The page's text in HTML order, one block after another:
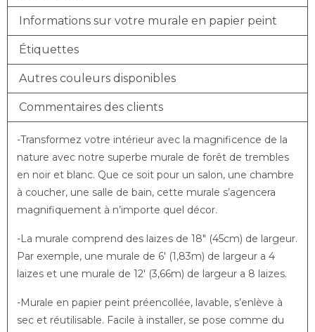
Informations sur votre murale en papier peint
Étiquettes
Autres couleurs disponibles
Commentaires des clients
-Transformez votre intérieur avec la magnificence de la
nature avec notre superbe murale de forêt de trembles
en noir et blanc. Que ce soit pour un salon, une chambre
à coucher, une salle de bain, cette murale s’agencera
magnifiquement à n’importe quel décor.
-La murale comprend des laizes de 18″ (45cm) de largeur.
Par exemple, une murale de 6′ (1,83m) de largeur a 4
laizes et une murale de 12′ (3,66m) de largeur a 8 laizes.
-Murale en papier peint préencollée, lavable, s’enlève à
sec et réutilisable. Facile à installer, se pose comme du